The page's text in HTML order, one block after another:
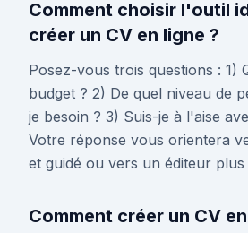
Comment choisir l'outil
créer un CV en ligne ?
Posez-vous trois questions : 1)
budget ? 2) De quel niveau de
je besoin ? 3) Suis-je à l'aise
Votre réponse vous orientera
et guidé ou vers un éditeur plus
Comment créer un CV